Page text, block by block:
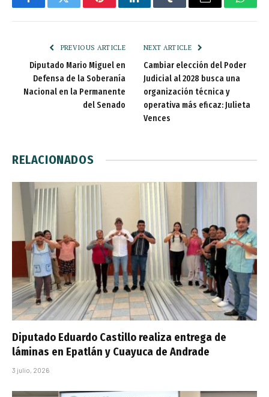
FacebookTwitter PinterestLinkedInTumblr Email
PREVIOUS ARTICLE
Diputado Mario Miguel en
Defensa de la Soberanía
Nacional en la Permanente
del Senado
NEXT ARTICLE
Cambiar elección del Poder
Judicial al 2028 busca una
organización técnica y
operativa más eficaz: Julieta
Vences
RELACIONADOS
Diputado Eduardo Castillo realiza entrega de
láminas en Epatlán y Cuayuca de Andrade
3 julio, 2026